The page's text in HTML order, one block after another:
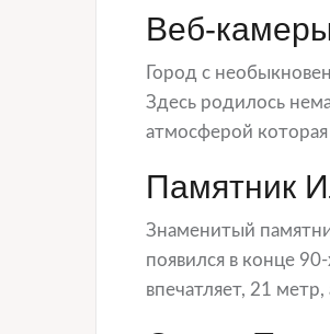
Веб-
Город с
Здесь родилось
атмосферой которая
Памятник
Знаменитый
появился в конце
впечатляет, 21